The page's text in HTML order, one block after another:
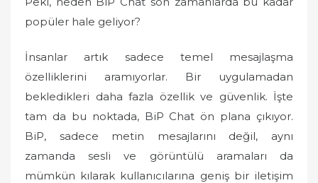
popüler hale geliyor?
İnsanlar artık sadece temel mesajlaşma
özelliklerini aramıyorlar. Bir uygulamadan
bekledikleri daha fazla özellik ve güvenlik. İşte
tam da bu noktada, BiP Chat ön plana çıkıyor.
BiP, sadece metin mesajlarını değil, aynı
zamanda sesli ve görüntülü aramaları da
mümkün kılarak kullanıcılarına geniş bir iletişim